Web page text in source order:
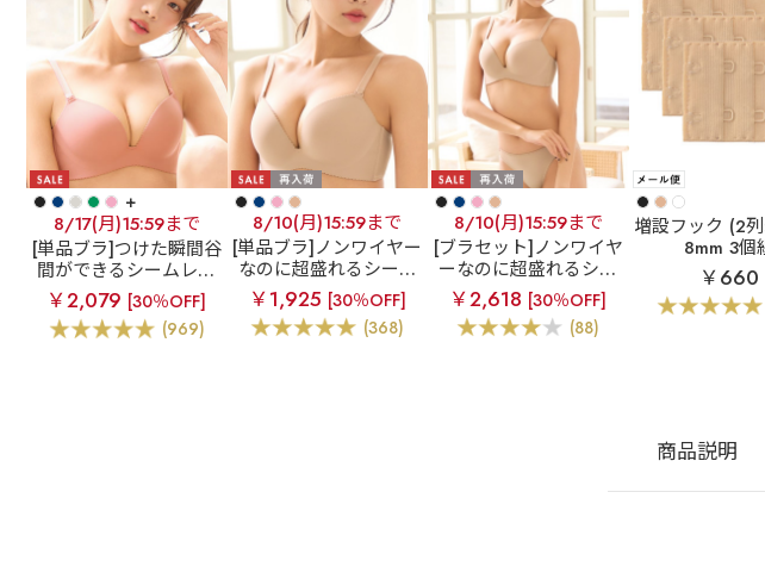
+
8/17(月)15:59まで
[単品ブラ]つけた瞬間谷
間ができるシームレス
ブラ
超盛ブラ(R) シー
ムレス 単品ブラジャー
￥2,079 [30％OFF]
(969)
8/10(月)15:59まで
[単品ブラ]ノンワイヤー
なのに超盛れるシーム
レスブラ
【WEB限
定】ノンワイヤー 超盛
ブラ(R) シームレス 単
￥1,925 [30％OFF]
(368)
8/10(月)15:59まで
[ブラセット]ノンワイヤ
ーなのに超盛れるシー
ムレスブラ
【WEB限
定】ノンワイヤー 超盛
ブラ(R) シームレス ブ
￥2,618 [30％OFF]
(88)
増設フック (2
8mm 3個
￥660
商品説明